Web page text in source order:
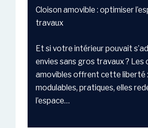
Cloison amovible : optimiser
travaux
Et si votre intérieur pouvait
envies sans gros travaux ? Les
amovibles offrent cette liberté :
modulables, pratiques, elles
l’espace…